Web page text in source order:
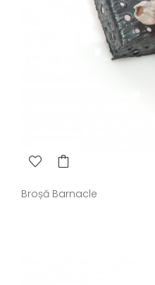
Broșă Barnacle